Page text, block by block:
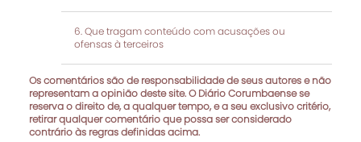
Que tragam conteúdo com acusações ou
ofensas à terceiros
Os comentários são de responsabilidade de seus autores e não
representam a opinião deste site. O Diário Corumbaense se
reserva o direito de, a qualquer tempo, e a seu exclusivo critério,
retirar qualquer comentário que possa ser considerado
contrário às regras definidas acima.